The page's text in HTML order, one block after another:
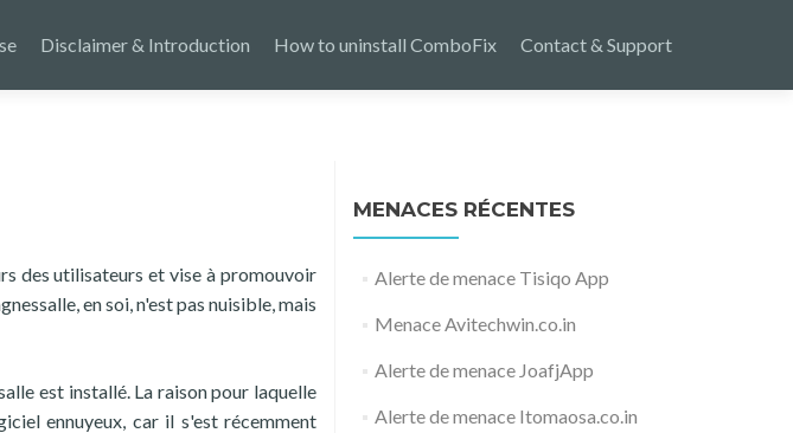
Disclaimer & Introduction How to uninstall ComboFix Contact & Support
des utilisateurs et vise à promouvoir
en soi, n'est pas nuisible, mais
est installé. La raison pour laquelle
ennuyeux, car il s'est récemment
MENACES RÉCENTES
Alerte de menace Tisiqo App
Menace Avitechwin.co.in
Alerte de menace JoafjApp
Alerte de menace Itomaosa.co.in